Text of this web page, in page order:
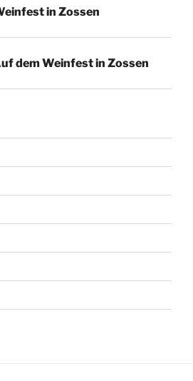
in Zossen
dem Weinfest in Zossen